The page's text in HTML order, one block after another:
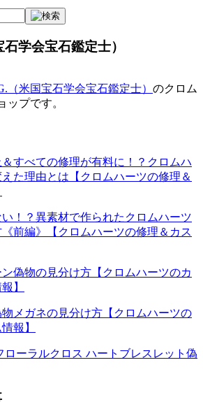
学会宝石鑑定士）
（米国宝石学会宝石鑑定士） のクロム
ップです。
すべての修理が有料に！？クロムハ
た理由とは【クロムハーツの修理＆
！？異素材で作られたクロムハーツ
前編》【クロムハーツの修理＆カス
偽物の見分け方【クロムハーツのカ
】
メガネの見分け方【クロムハーツの
報】
ローラルクロス ハートブレスレット偽